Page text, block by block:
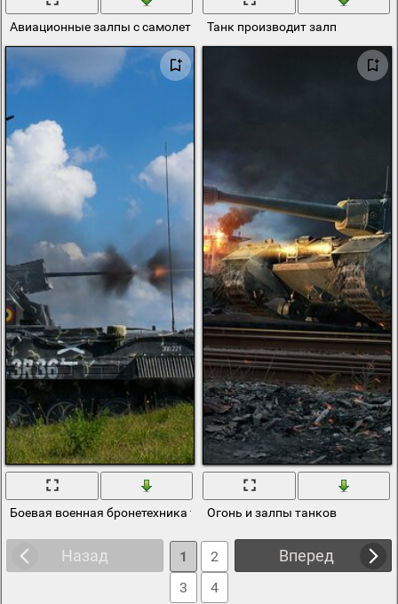
Авиационные залпы с самолетов в ночном небе
Танк производит залп
Боевая военная бронетехника танк пулемётчик дает залп
Огонь и залпы танков
Назад Вперед
1
2
3
4